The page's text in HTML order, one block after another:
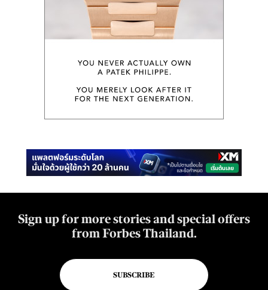
Sign up for more stories and special offers
from Forbes Thailand.
SUBSCRIBE